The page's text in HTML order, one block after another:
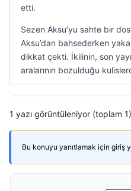
etti.
Sezen Aksu’yu sahte bir
Aksu’dan bahsederken
dikkat çekti. İkilinin, son
aralarının bozulduğu
1 yazı görüntüleniyor (toplam 1)
Bu konuyu yanıtlamak için giriş